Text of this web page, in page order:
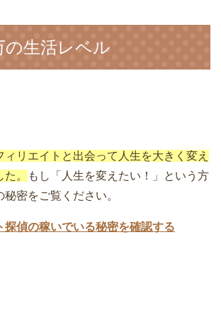
の生活レベル
ィリエイトと出会って人生を大きく変え
。
もし「人生を変えたい！」という方
密をご覧ください。
探偵の稼いでいる秘密を確認する